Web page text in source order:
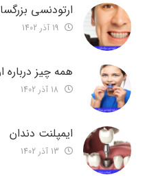
ارتودنسی
همه چیز
ایمپلنت دندان